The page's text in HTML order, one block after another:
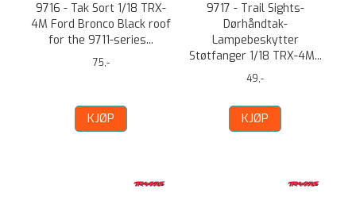
9716 - Tak Sort 1/18 TRX-
4M Ford Bronco Black roof
for the 9711-series...
75,-
KJØP
9717 - Trail Sights-
Dørhåndtak-
Lampebeskytter
Støtfanger 1/18 TRX-4M...
49,-
KJØP